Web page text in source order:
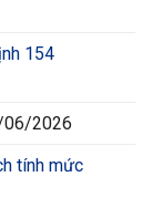
154
2026
tính mức